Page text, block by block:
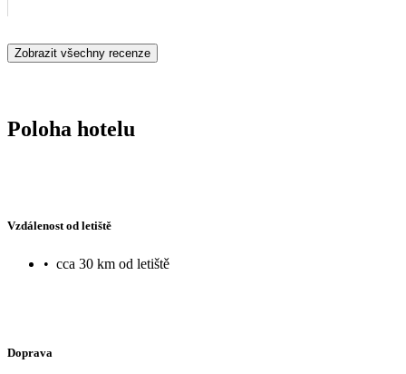
Zobrazit všechny recenze
Poloha hotelu
Vzdálenost od letiště
• cca 30 km od letiště
Doprava